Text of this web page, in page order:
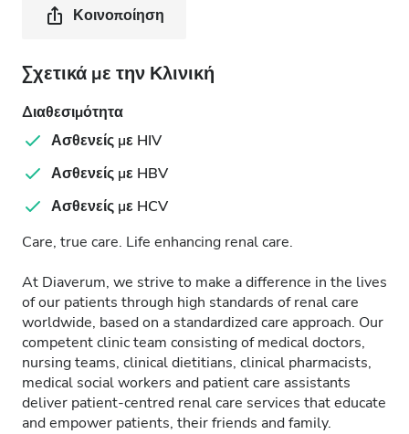
Κοινοποίηση
Σχετικά με την Κλινική
Διαθεσιμότητα
Ασθενείς με HIV
Ασθενείς με HBV
Ασθενείς με HCV
Care, true care. Life enhancing renal care.
At Diaverum, we strive to make a difference in the lives
of our patients through high standards of renal care
worldwide, based on a standardized care approach. Our
competent clinic team consisting of medical doctors,
nursing teams, clinical dietitians, clinical pharmacists,
medical social workers and patient care assistants
deliver patient-centred renal care services that educate
and empower patients, their friends and family.